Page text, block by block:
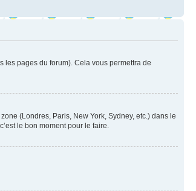
pages du forum). Cela vous permettra de
(Londres, Paris, New York, Sydney, etc.) dans le
le bon moment pour le faire.